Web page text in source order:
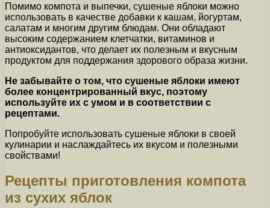
Помимо компота и выпечки, сушеные яблоки можно
использовать в качестве добавки к кашам, йогуртам,
салатам и многим другим блюдам. Они обладают
высоким содержанием клетчатки, витаминов и
антиоксидантов, что делает их полезным и вкусным
продуктом для поддержания здорового образа жизни.
Не забывайте о том, что сушеные яблоки имеют
более концентрированный вкус, поэтому
используйте их с умом и в соответствии с
рецептами.
Попробуйте использовать сушеные яблоки в своей
кулинарии и наслаждайтесь их вкусом и полезными
свойствами!
Рецепты приготовления компота
из сухих яблок